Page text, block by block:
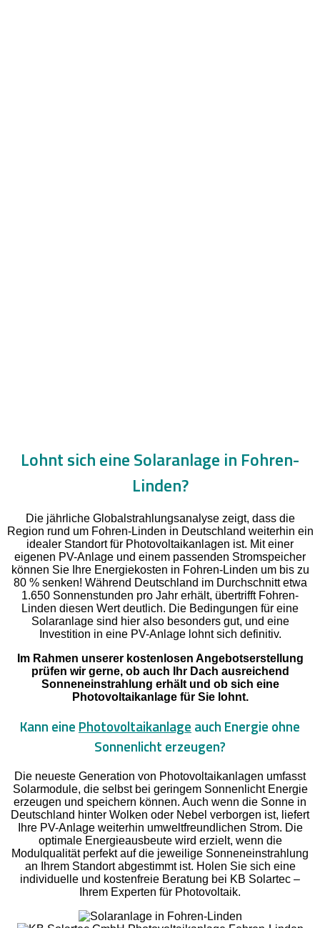
Lohnt sich eine Solaranlage in Fohren-
Linden?
Die jährliche Globalstrahlungsanalyse zeigt, dass die
Region rund um Fohren-Linden in Deutschland weiterhin ein
idealer Standort für Photovoltaikanlagen ist. Mit einer
eigenen PV-Anlage und einem passenden Stromspeicher
können Sie Ihre Energiekosten in Fohren-Linden um bis zu
80 % senken! Während Deutschland im Durchschnitt etwa
1.650 Sonnenstunden pro Jahr erhält, übertrifft Fohren-
Linden diesen Wert deutlich. Die Bedingungen für eine
Solaranlage sind hier also besonders gut, und eine
Investition in eine PV-Anlage lohnt sich definitiv.
Im Rahmen unserer kostenlosen Angebotserstellung
prüfen wir gerne, ob auch Ihr Dach ausreichend
Sonneneinstrahlung erhält und ob sich eine
Photovoltaikanlage für Sie lohnt.
Kann eine Photovoltaikanlage auch Energie ohne
Sonnenlicht erzeugen?
Die neueste Generation von Photovoltaikanlagen umfasst
Solarmodule, die selbst bei geringem Sonnenlicht Energie
erzeugen und speichern können. Auch wenn die Sonne in
Deutschland hinter Wolken oder Nebel verborgen ist, liefert
Ihre PV-Anlage weiterhin umweltfreundlichen Strom. Die
optimale Energieausbeute wird erzielt, wenn die
Modulqualität perfekt auf die jeweilige Sonneneinstrahlung
an Ihrem Standort abgestimmt ist. Holen Sie sich eine
individuelle und kostenfreie Beratung bei KB Solartec –
Ihrem Experten für Photovoltaik.